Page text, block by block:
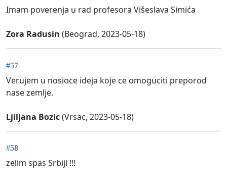
Imam poverenja u rad profesora Višeslava Simića
Zora Radusin (Beograd, 2023-05-18)
#57
Verujem u nosioce ideja koje ce omoguciti preporod
nase zemlje.
Ljiljana Bozic(Vrsac, 2023-05-18)
#58
zelim spas Srbiji !!!